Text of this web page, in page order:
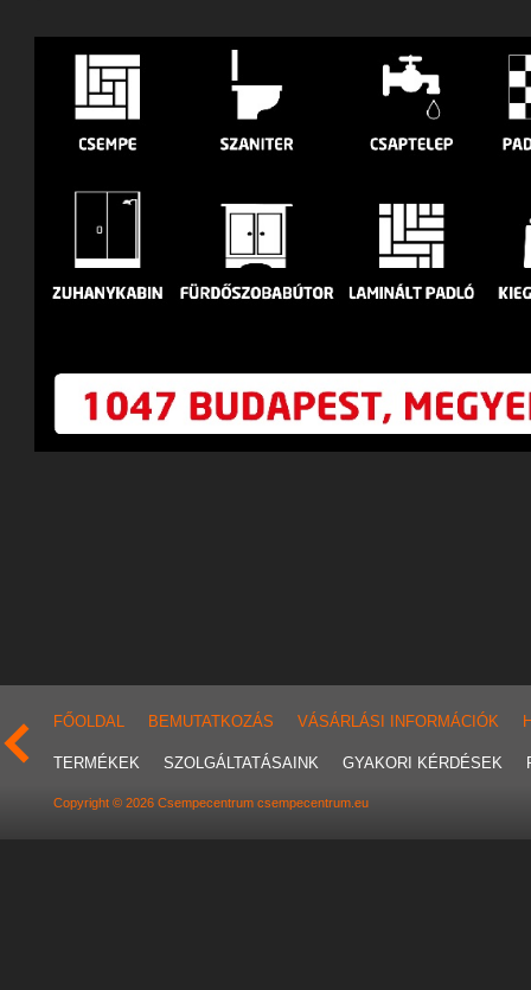
FŐOLDAL BEMUTATKOZÁS VÁSÁRLÁSI INFORMÁCIÓK
TERMÉKEK SZOLGÁLTATÁSAINK GYAKORI KÉRDÉSEK
Copyright © 2026 Csempecentrum csempecentrum.eu